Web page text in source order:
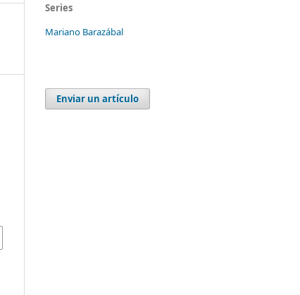
Series
Mariano Barazábal
Enviar un artículo